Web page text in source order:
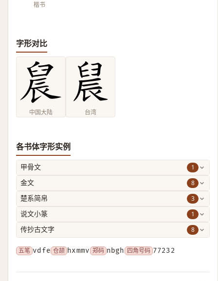
楷书
字形对比
中国大陆 台湾
各书体字形实例
甲骨文 1
金文 8
楚系简帛 3
说文小篆 1
传抄古文字 8
五笔 vdfe 仓颉 hxmmv 郑码 nbgh 四角号码 77232